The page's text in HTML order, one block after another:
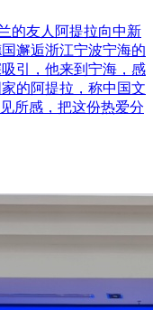
的友人阿提拉向中新
邂逅浙江宁波宁海的
引，他来到宁海，感
的阿提拉，称中国文
所感，把这份热爱分